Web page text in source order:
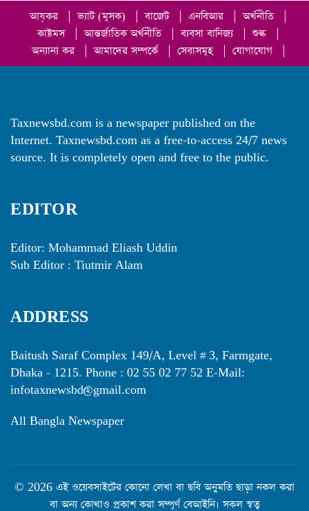
আয়কর ভ্যাট (মূসক) বাজেট এনবিআর অর্থনীতি
কাষ্টমস
আন্তর্জাতিক অর্থনীতি ব্যবসা বানিজ্য শুল্ক
অন্যান্য কর
আমাদের সম্পর্কে সেবাসমূহ যোগাযোগ
Taxnewsbd.com is a newspaper published on the
Internet. Taxnewsbd.com as a free-to-access 24/7 news
source. It is completely open and free to the public.
EDITOR
Editor: Mohammad Eliash Uddin
Sub Editor : Tiutmir Alam
ADDRESS
Baitush Saraf Complex 149/A, Level # 3, Farmgate,
Dhaka - 1215. Phone : 02 55 02 77 52 E-Mail:
infotaxnewsbd@gmail.com
All Bangla Newspaper
© 2026 এই ওয়েবসাইটের কোনো লেখা বা ছবি অনুমতি ছাড়া নকল করা
বা অন্য কোথাও প্রকাশ করা সম্পূর্ণ বেআইনি। সকল স্বত্ব